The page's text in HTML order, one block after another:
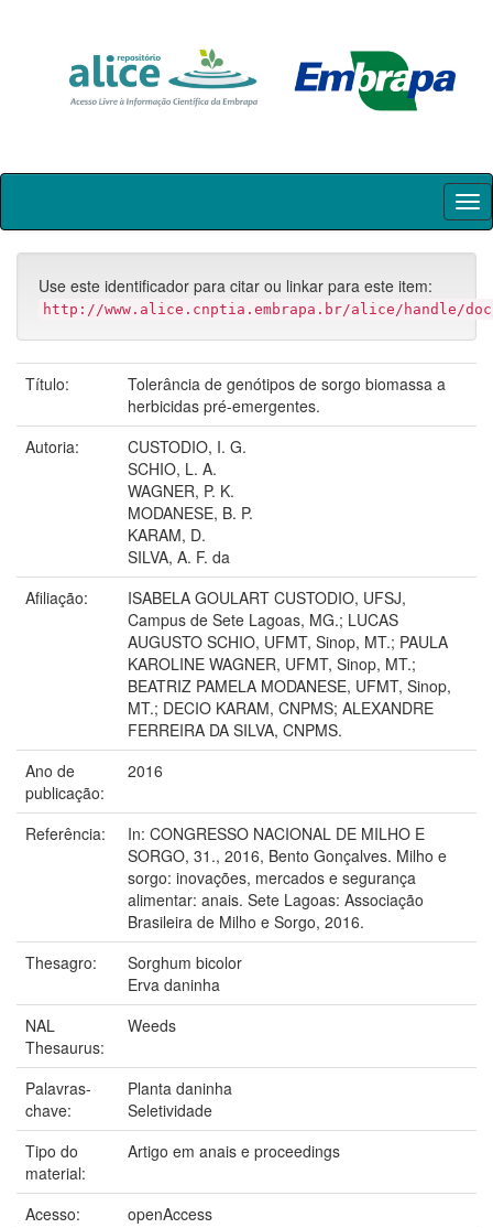
Skip
Use este identificador para citar ou linkar para este item:
http://www.alice.cnptia.embrapa.br/alice/handle/doc/
Título:
Tolerância de genótipos de sorgo biomassa a
herbicidas pré-emergentes.
Autoria:
CUSTODIO, I. G.
SCHIO, L. A.
WAGNER, P. K.
MODANESE, B. P.
KARAM, D.
SILVA, A. F. da
Afiliação:
ISABELA GOULART CUSTODIO, UFSJ,
Campus de Sete Lagoas, MG.; LUCAS
AUGUSTO SCHIO, UFMT, Sinop, MT.; PAULA
KAROLINE WAGNER, UFMT, Sinop, MT.;
BEATRIZ PAMELA MODANESE, UFMT, Sinop,
MT.; DECIO KARAM, CNPMS; ALEXANDRE
FERREIRA DA SILVA, CNPMS.
Ano de
publicação:
2016
Referência:
In: CONGRESSO NACIONAL DE MILHO E
SORGO, 31., 2016, Bento Gonçalves. Milho e
sorgo: inovações, mercados e segurança
alimentar: anais. Sete Lagoas: Associação
Brasileira de Milho e Sorgo, 2016.
Thesagro:
Sorghum bicolor
Erva daninha
NAL
Thesaurus:
Weeds
Palavras-
chave:
Planta daninha
Seletividade
Tipo do
material:
Artigo em anais e proceedings
Acesso:
openAccess